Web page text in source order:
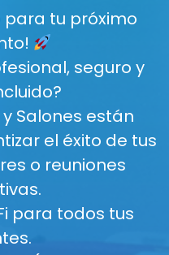
para tu próximo
seguro y
Salones están
el éxito de tus
o reuniones
para todos tus